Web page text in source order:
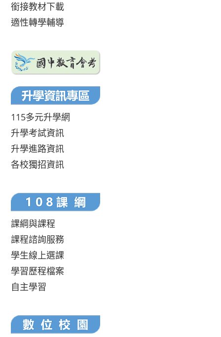
銜接教材下載
適性轉學輔導
115多元升學網
升學考試資訊
升學進路資訊
各校獨招資訊
課綱與課程
課程諮詢服務
學生線上選課
學習歷程檔案
自主學習